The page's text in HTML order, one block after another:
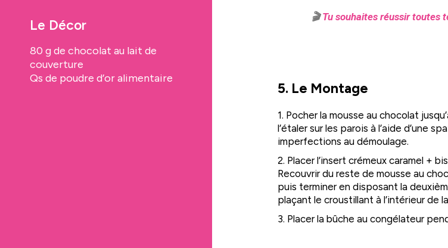
Le Décor
80 g de chocolat au lait de
couverture
Qs de poudre d’or alimentaire
🎬Tu souhaites réussir toutes
5. Le Montage
1. Pocher la mousse au chocolat
l’étaler sur les parois à l’aide d’une
imperfections au démoulage.
2. Placer l’insert crémeux caramel +
Recouvrir du reste de mousse au
puis terminer en disposant la
plaçant le croustillant à l’intérieur de
3. Placer la bûche au congélateur